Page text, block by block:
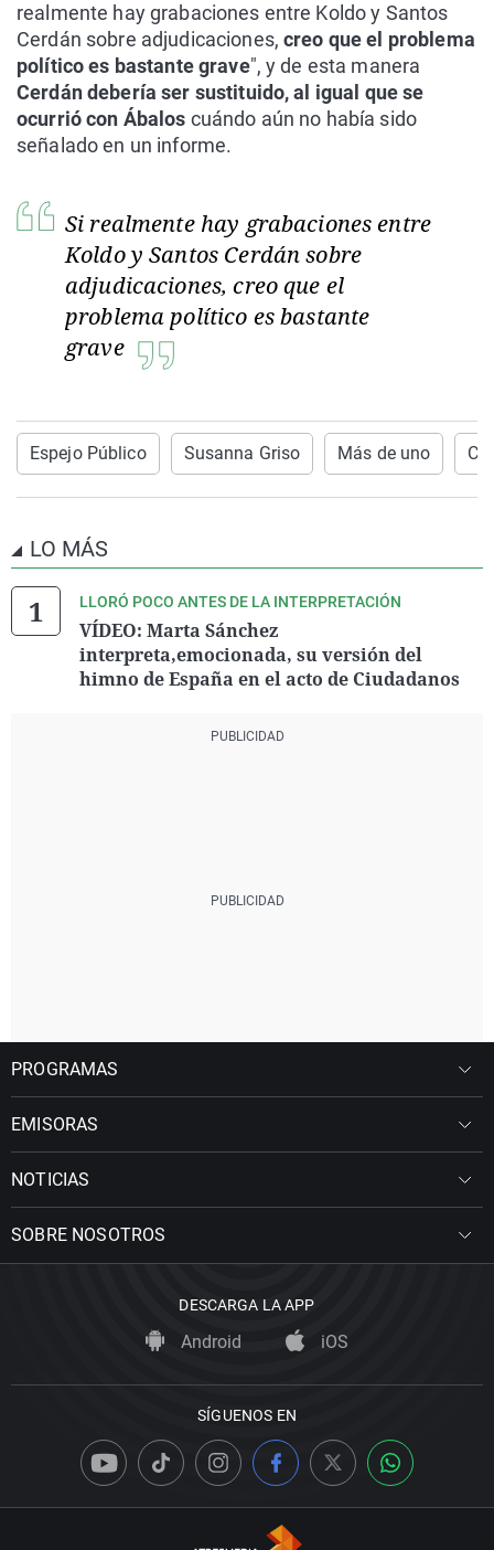
realmente hay grabaciones entre Koldo y Santos
Cerdán sobre adjudicaciones,creo que el problema
político es bastante grave", y de esta manera
Cerdán debería ser sustituido, al igual que se
ocurrió con Ábalos cuándo aún no había sido
señalado en un informe.
Si realmente hay grabaciones entre
Koldo y Santos Cerdán sobre
adjudicaciones, creo que el
problema político es bastante
grave
Espejo Público Susanna Griso Más de uno
LO MÁS
LLORÓ POCO ANTES DE LA INTERPRETACIÓN
VÍDEO: Marta Sánchez
interpreta,emocionada, su versión del
himno de España en el acto de Ciudadanos
PROGRAMAS
EMISORAS
NOTICIAS
SOBRE NOSOTROS
DESCARGA LA APP
Android iOS
SÍGUENOS EN